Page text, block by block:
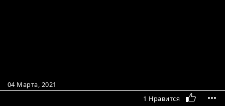
04 Марта, 2021
1 Нравится